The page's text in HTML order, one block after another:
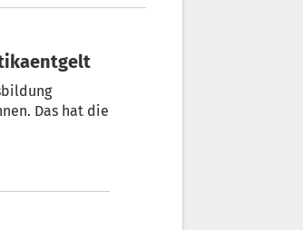
Das hat die